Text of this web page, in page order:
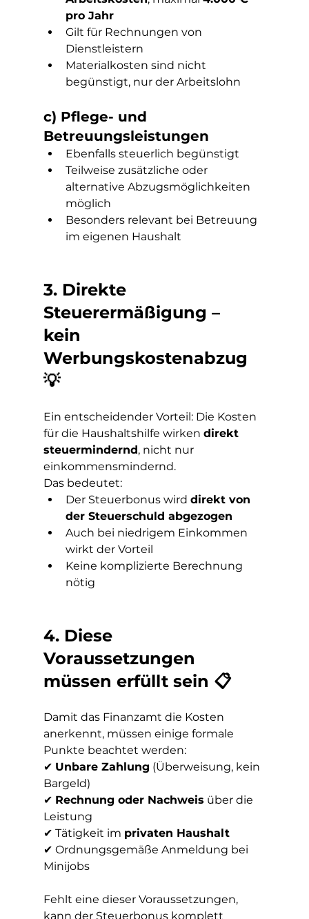
pro Jahr
Gilt für Rechnungen von
Dienstleistern
Materialkosten sind nicht
begünstigt, nur der Arbeitslohn
c) Pflege- und
Betreuungsleistungen
Ebenfalls steuerlich begünstigt
Teilweise zusätzliche oder
alternative Abzugsmöglichkeiten
möglich
Besonders relevant bei Betreuung
im eigenen Haushalt
3. Direkte
Steuerermäßigung –
kein
Werbungskostenabzug
💡
Ein entscheidender Vorteil: Die Kosten
für die Haushaltshilfe wirken direkt
steuermindernd, nicht nur
einkommensmindernd.
Das bedeutet:
Der Steuerbonus wird direkt von
der Steuerschuld abgezogen
Auch bei niedrigem Einkommen
wirkt der Vorteil
Keine komplizierte Berechnung
nötig
4. Diese
Voraussetzungen
müssen erfüllt sein 📋
Damit das Finanzamt die Kosten
anerkennt, müssen einige formale
Punkte beachtet werden:
✔ Unbare Zahlung (Überweisung, kein
Bargeld)
✔ Rechnung oder Nachweis über die
Leistung
✔ Tätigkeit im privaten Haushalt
✔ Ordnungsgemäße Anmeldung bei
Minijobs
Fehlt eine dieser Voraussetzungen,
kann der Steuerbonus komplett